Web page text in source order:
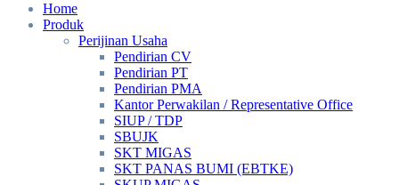
Home
Produk
Perijinan Usaha
Pendirian CV
Pendirian PT
Pendirian PMA
Kantor Perwakilan / Representative Office
SIUP / TDP
SBUJK
SKT MIGAS
SKT PANAS BUMI (EBTKE)